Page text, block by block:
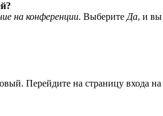
на конференции. Выберите Да, и вы
Перейдите на страницу входа